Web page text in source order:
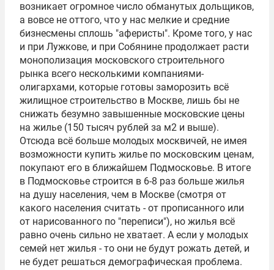
возникает огромное число обманутых дольщиков,
а вовсе не оттого, что у нас мелкие и средние
бизнесмены сплошь "аферисты". Кроме того, у нас
и при Лужкове, и при Собянине продолжает расти
монополизация московского строительного
рынка всего несколькими компаниями-
олигархами, которые готовы заморозить всё
жилищное строительство в Москве, лишь бы не
снижать безумно завышенные московские цены
на жилье (150 тысяч рублей за м2 и выше).
Отсюда всё больше молодых москвичей, не имея
возможности купить жилье по московским ценам,
покупают его в ближайшем Подмосковье. В итоге
в Подмосковье строится в 6-8 раз больше жилья
на душу населения, чем в Москве (смотря от
какого населения считать - от прописанного или
от нарисованного по "переписи"), но жилья всё
равно очень сильно не хватает. А если у молодых
семей нет жилья - то они не будут рожать детей, и
не будет решаться демографическая проблема.